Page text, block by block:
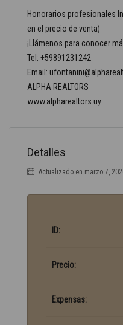
Honorarios profesionales
en el precio de venta)
¡Llámenos para conocer
Tel: +59891231242
Email:
ALPHA REALTORS
www.alpharealtors.uy
Detalles
Actualizado en marzo 7,
ID:
Precio:
Expensas: